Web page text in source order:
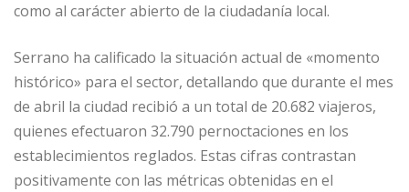
como al carácter abierto de la ciudadanía local.
Serrano ha calificado la situación actual de «momento
histórico» para el sector, detallando que durante el mes
de abril la ciudad recibió a un total de 20.682 viajeros,
quienes efectuaron 32.790 pernoctaciones en los
establecimientos reglados. Estas cifras contrastan
positivamente con las métricas obtenidas en el